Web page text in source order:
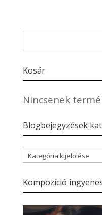
Kosár
Nincsenek
Blogbejegyzések
Blogbejegyzések
kategóriái
Kompozíció